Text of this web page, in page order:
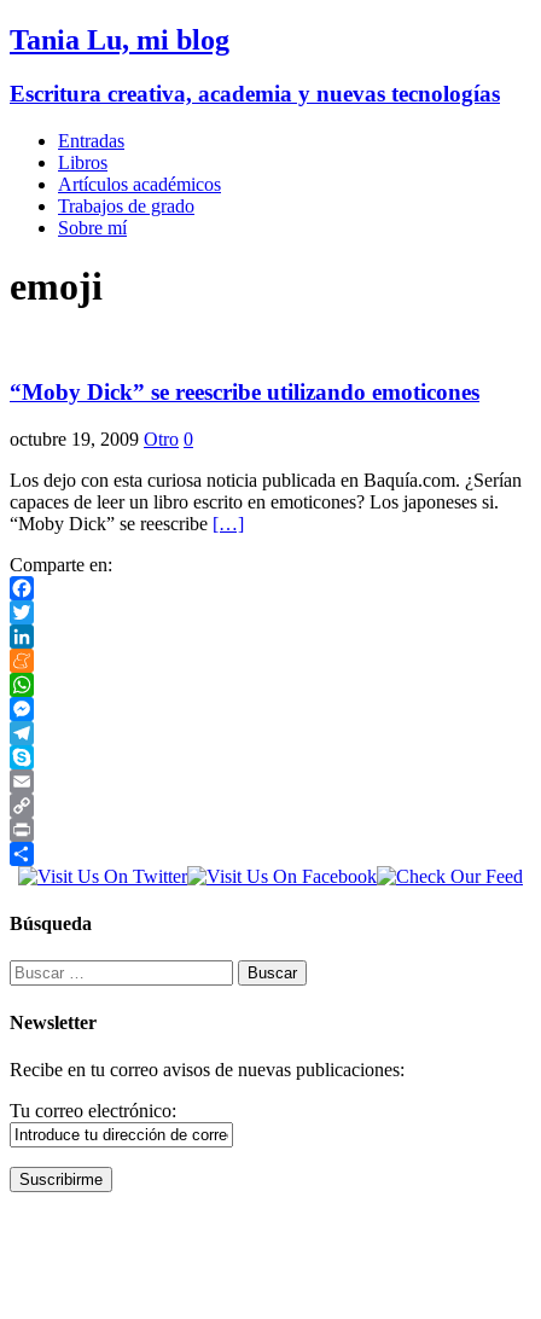
Tania Lu, mi blog
Escritura creativa, academia y nuevas tecnologías
Entradas
Libros
Artículos académicos
Trabajos de grado
Sobre mí
emoji
“Moby Dick” se reescribe utilizando emoticones
octubre 19, 2009 Otro 0
Los dejo con esta curiosa noticia publicada en Baquía.com. ¿Serían
capaces de leer un libro escrito en emoticones? Los japoneses si.
“Moby Dick” se reescribe […]
Comparte en:
Facebook
Twitter
LinkedIn
Meneame
WhatsApp
Messenger
Telegram
Skype
Email
Copy
Link
Print
Compartir
Búsqueda
Buscar:
Newsletter
Recibe en tu correo avisos de nuevas publicaciones:
Tu correo electrónico: